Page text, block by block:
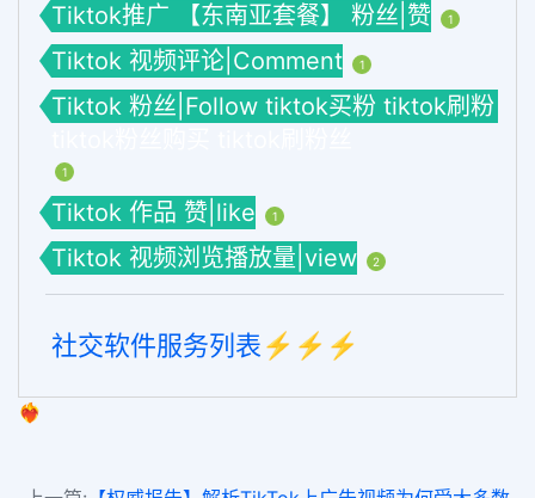
Tiktok推广 【东南亚套餐】 粉丝|赞 1
Tiktok 视频评论|Comment 1
Tiktok 粉丝|Follow tiktok买粉 tiktok刷粉
1
Tiktok 作品 赞|like 1
Tiktok 视频浏览播放量|view 2
社交软件服务列表⚡️⚡️⚡️
❤️‍🔥